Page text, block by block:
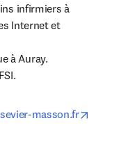
infirmiers à
Internet et
à Auray.
masson.fr